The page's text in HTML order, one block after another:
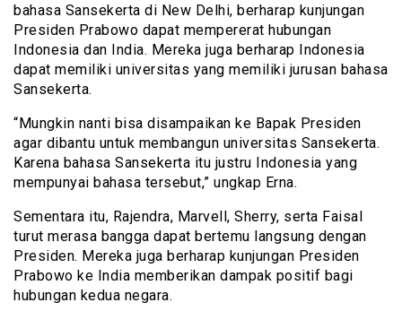
bahasa Sansekerta di New Delhi, berharap kunjungan
Presiden Prabowo dapat mempererat hubungan
Indonesia dan India. Mereka juga berharap Indonesia
dapat memiliki universitas yang memiliki jurusan bahasa
Sansekerta.
“Mungkin nanti bisa disampaikan ke Bapak Presiden
agar dibantu untuk membangun universitas Sansekerta.
Karena bahasa Sansekerta itu justru Indonesia yang
mempunyai bahasa tersebut,” ungkap Erna.
Sementara itu, Rajendra, Marvell, Sherry, serta Faisal
turut merasa bangga dapat bertemu langsung dengan
Presiden. Mereka juga berharap kunjungan Presiden
Prabowo ke India memberikan dampak positif bagi
hubungan kedua negara.